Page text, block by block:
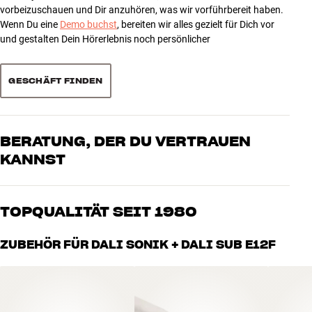
1 2
vorbeizuschauen und Dir anzuhören, was wir vorführbereit haben.
Wenn Du eine Demo buchst, bereiten wir alles gezielt für Dich vor
und gestalten Dein Hörerlebnis noch persönlicher
GESCHÄFT FINDEN
BERATUNG, DER DU VERTRAUEN
KANNST
Unsere Mitarbeiter sind echte Enthusiasten, die unsere Produkte
oder Heimkino. Erzähle uns, wovon Du träumst, und wir finden
Budget passt
TOPQUALITÄT SEIT 1980
Alle Produkte von HiFi Klubben für Musik, Heimkino und TV sind
sorgfältig ausgewählt und auf eine lange Lebensdauer ausgelegt.
ZUBEHÖR FÜR DALI SONIK + DALI SUB E12F